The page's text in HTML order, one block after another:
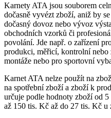
Karnety ATA jsou souborem
dočasně vyvézt zboží, aniž by
dočasný dovoz nebo vývoz
obchodních vzorků či
povolání. Jde např. o zařízení
produkci, měřicí, kontrolní nebo
montáže nebo pro sportovní
Karnet ATA nelze použít na
na spotřební zboží a zboží k
určuje podle hodnoty zboží od
až 150 tis. Kč až do 27 tis. Kč